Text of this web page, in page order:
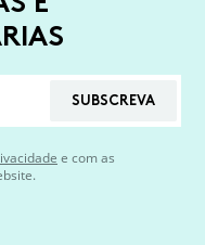
SUBSCREVA
e com as